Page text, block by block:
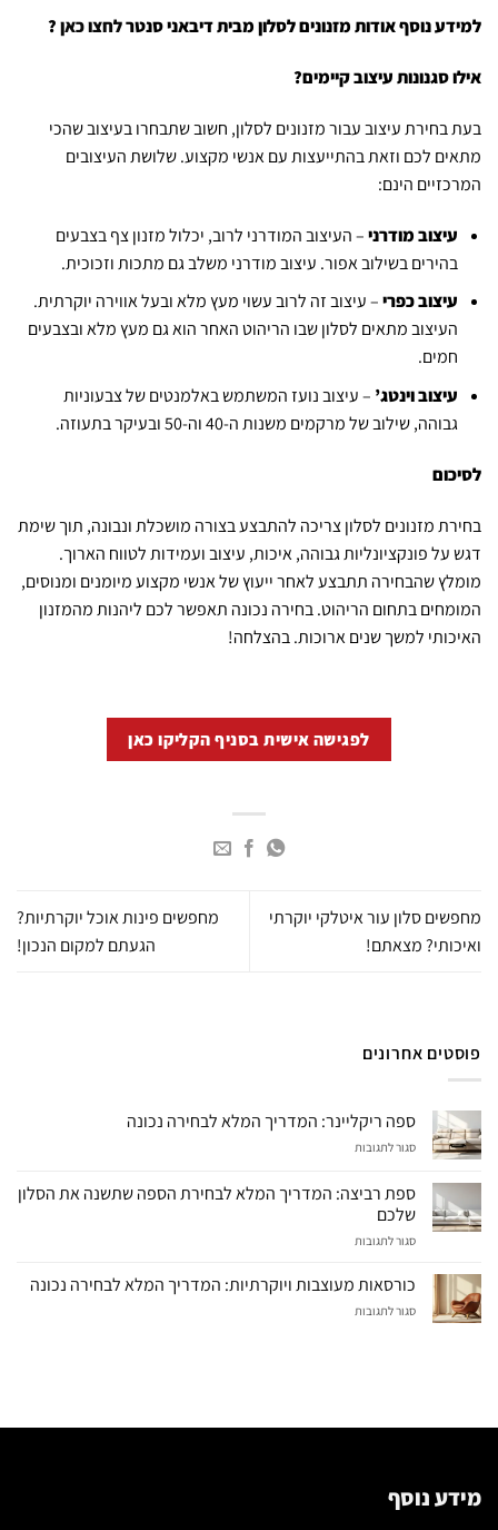
למידע נוסף אודות מזנונים לסלון מבית דיבאני סנטרלחצו כאן?
אילו סגנונות עיצוב קיימים?
בעת בחירת עיצוב עבור מזנונים לסלון, חשוב שתבחרו בעיצוב שהכי
מתאים לכם וזאת בהתייעצות עם אנשי מקצוע. שלושת העיצובים
המרכזיים הינם:
עיצוב מודרני– העיצוב המודרני לרוב, יכלול מזנון צף בצבעים
בהירים בשילוב אפור. עיצוב מודרני משלב גם מתכות וזכוכית.
עיצוב כפרי– עיצוב זה לרוב עשוי מעץ מלא ובעל אווירה יוקרתית.
העיצוב מתאים לסלון שבו הריהוט האחר הוא גם מעץ מלא ובצבעים
חמים.
עיצוב וינטג’ – עיצוב נועז המשתמש באלמנטים של צבעוניות
גבוהה, שילוב של מרקמים משנות ה-40 וה-50 ובעיקר בתעוזה.
לסיכום
בחירת מזנונים לסלון צריכה להתבצע בצורה מושכלת ונבונה, תוך שימת
דגש על פונקציונליות גבוהה, איכות, עיצוב ועמידות לטווח הארוך.
מומלץ שהבחירה תתבצע לאחר ייעוץ של אנשי מקצוע מיומנים ומנוסים,
המומחים בתחום הריהוט. בחירה נכונה תאפשר לכם ליהנות מהמזנון
האיכותי למשך שנים ארוכות. בהצלחה!
לפגישה אישית בסניף הקליקו כאן
מחפשים סלון עור איטלקי יוקרתי
ואיכותי? מצאתם!
מחפשים פינות אוכל יוקרתיות?
הגעתם למקום הנכון!
פוסטים אחרונים
ספה ריקליינר: המדריך המלא לבחירה נכונה
סגור לתגובות
המדריך
לבחירה
ספת רביצה: המדריך המלא לבחירת הספה שתשנה את הסלון
שלכם
סגור לתגובות
רביצה:
המדריך
המלא
שלכם
כורסאות מעוצבות ויוקרתיות: המדריך המלא לבחירה נכונה
סגור לתגובות
מידע נוסף